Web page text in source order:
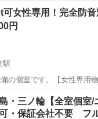
可女性専用！完全防
円
駅
です。【女性専用物件】 お家賃
熱費wifi込みで別途13,000
部屋の広さ６畳から８畳ございます
住駅 シェアハウス
・三ノ輪【全室個室/
・保証会社不要 フ